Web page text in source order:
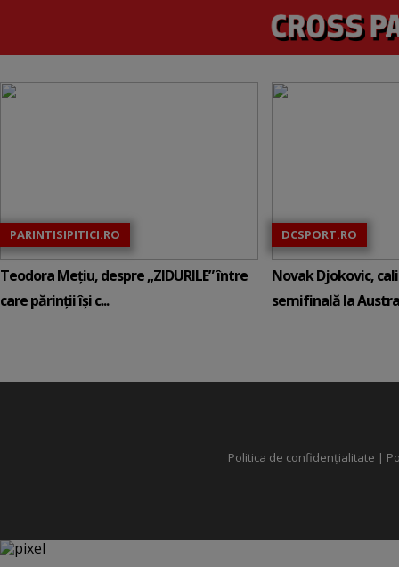
PARINTISIPITICI.RO
Teodora Mețiu, despre „ZIDURILE” între
care părinții își c...
DCSPORT.RO
Novak Djokovic,
semifinală la
Politica de confidențialitate |